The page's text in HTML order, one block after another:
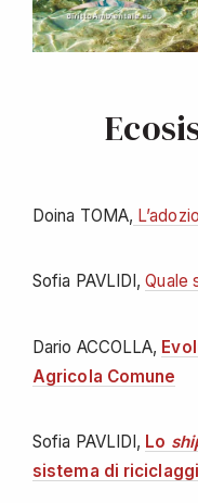
Doina TOMA,
Sofia PAVLIDI,Quale
Dario ACCOLLA,
Agricola Comune
Sofia PAVLIDI, Lo
sistema di